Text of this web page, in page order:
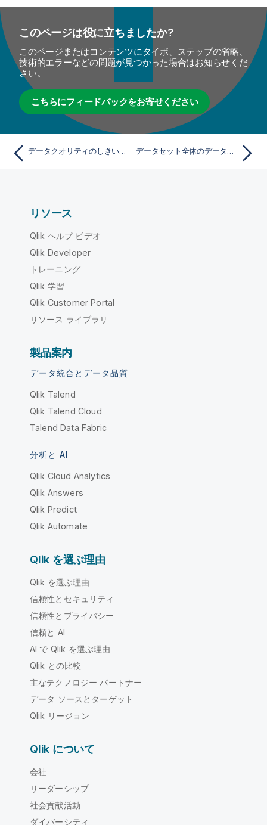
このページは役に立ちましたか?
このページまたはコンテンツにタイポ、ステップの省略、
技術的エラーなどの問題が見つかった場合はお知らせくだ
さい。
こちらにフィードバックをお寄せください
データクオリティのしきい値を管理 データセット全体のデータ型の概要
リソース
Qlik ヘルプ ビデオ
Qlik Developer
トレーニング
Qlik 学習
Qlik Customer Portal
リソース ライブラリ
製品案内
データ統合とデータ品質
Qlik Talend
Qlik Talend Cloud
Talend Data Fabric
分析と AI
Qlik Cloud Analytics
Qlik Answers
Qlik Predict
Qlik Automate
Qlik を選ぶ理由
Qlik を選ぶ理由
信頼性とセキュリティ
信頼性とプライバシー
信頼と AI
AI で Qlik を選ぶ理由
Qlik との比較
主なテクノロジー パートナー
データ ソースとターゲット
Qlik リージョン
Qlik について
会社
リーダーシップ
社会貢献活動
ダイバーシティ